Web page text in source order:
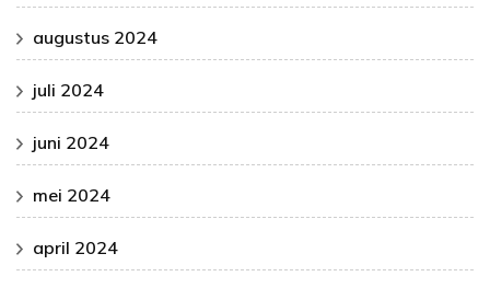
augustus 2024
juli 2024
juni 2024
mei 2024
april 2024